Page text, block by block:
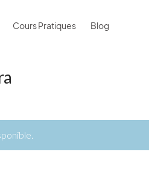
Cours Pratiques Blog